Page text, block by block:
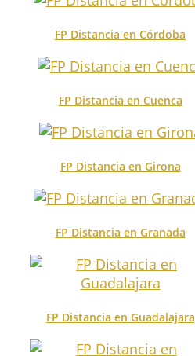
FP Distancia en Córdoba
FP Distancia en Cuenca
FP Distancia en Girona
FP Distancia en Granada
FP Distancia en Guadalajara